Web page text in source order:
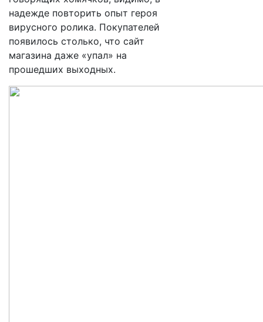
надежде повторить опыт героя
вирусного ролика. Покупателей
появилось столько, что сайт
магазина даже «упал» на
прошедших выходных.